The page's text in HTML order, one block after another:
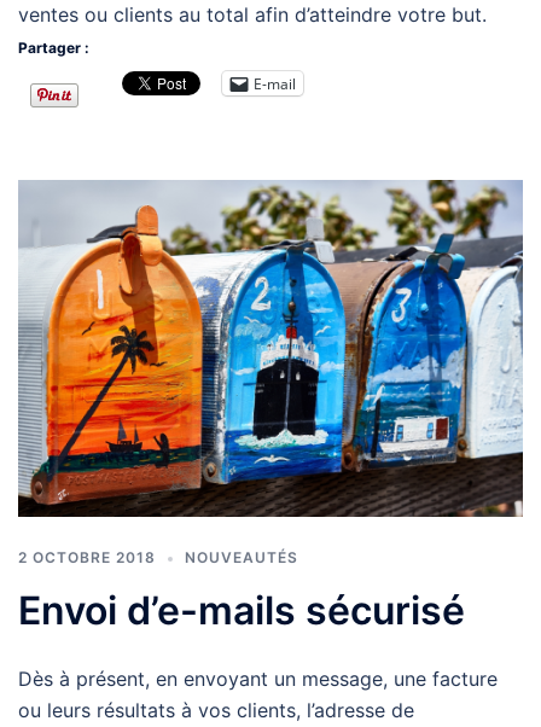
ventes ou clients au total afin d’atteindre votre but.
Partager :
E-mail
2 OCTOBRE 2018 NOUVEAUTÉS
Envoi d’e-mails sécurisé
Dès à présent, en envoyant un message, une facture
ou leurs résultats à vos clients, l’adresse de